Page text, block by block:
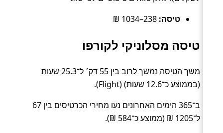
טיסה:
טיסה מסלוניקי לקורפו
משך הטיסה נמשך לרוב בין 55 דק׳ ל־25.3 שעות
(בממוצע כ־12.6 שעות) (Flight).
ב־365 הימים האחרונים נעו מחירי הכרטיסים בין 67
ל־1205 ₪ (ממוצע כ־584 ₪).